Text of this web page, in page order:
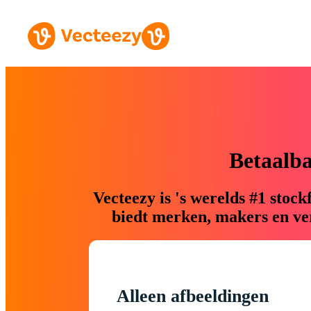
Vecteezy is 's werelds #1
biedt merken, makers en
Alleen afbeeldingen